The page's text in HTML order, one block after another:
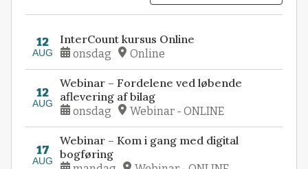
12
AUG
InterCount kursus Online
onsdag Online
12
AUG
Webinar – Fordelene ved løbende
aflevering af bilag
onsdag Webinar - ONLINE
17
AUG
Webinar – Kom i gang med digital
bogføring